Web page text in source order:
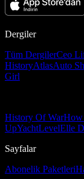
Dergiler
Tüm DergilerCeo
HistoryAtlasAuto
Girl
History Of WarHow
UpYachtLevelElle
Sayfalar
Abonelik Paketleri